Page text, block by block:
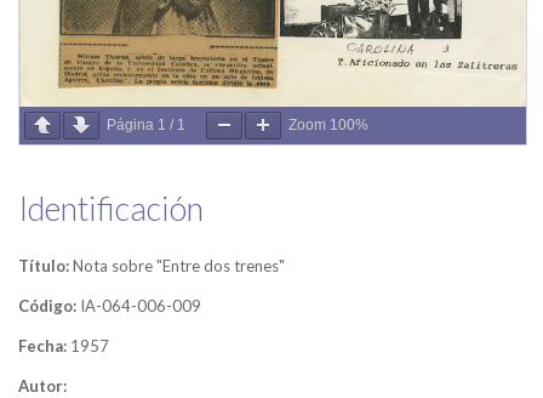
Página 1 / 1 Zoom 100%
Identificación
Título:Nota sobre "Entre dos trenes"
Código: IA-064-006-009
Fecha: 1957
Autor: